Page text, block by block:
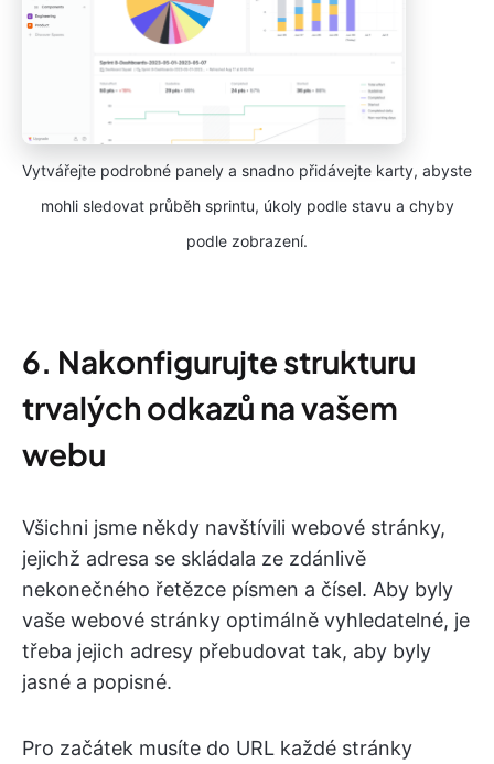
Vytvářejte podrobné panely a snadno přidávejte karty, abyste
mohli sledovat průběh sprintu, úkoly podle stavu a chyby
podle zobrazení.
6. Nakonfigurujte strukturu
trvalých odkazů na vašem
webu
Všichni jsme někdy navštívili webové stránky,
jejichž adresa se skládala ze zdánlivě
nekonečného řetězce písmen a čísel. Aby byly
vaše webové stránky optimálně vyhledatelné, je
třeba jejich adresy přebudovat tak, aby byly
jasné a popisné.
Pro začátek musíte do URL každé stránky